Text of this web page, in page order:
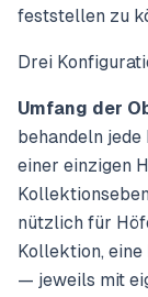
feststellen zu
Drei
Umfang der
behandeln
einer einzigen
nützlich für
Kollektion,
— jeweils mit